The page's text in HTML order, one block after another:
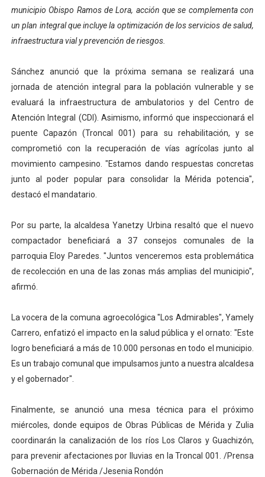
El Lactario del Iahula celebra la Semana Mundial de la
Plan Vacacional "Venezuela Ríe 2026" brinda
Iniciación al yoga reúne a diversos clubes deportivos
Mincomunas impulsa el autogobierno en Mérida con
Expertos inspeccionan espacios del OAN para la
municipio Obispo Ramos de Lora, acción que se complementa con
un plan integral que incluye la optimización de los servicios de salud,
infraestructura vial y prevención de riesgos.
Sánchez anunció que la próxima semana se realizará una
jornada de atención integral para la población vulnerable y se
evaluará la infraestructura de ambulatorios y del Centro de
Atención Integral (CDI). Asimismo, informó que inspeccionará el
puente Capazón (Troncal 001) para su rehabilitación, y se
comprometió con la recuperación de vías agrícolas junto al
movimiento campesino. "Estamos dando respuestas concretas
junto al poder popular para consolidar la Mérida potencia",
destacó el mandatario.
Por su parte, la alcaldesa Yanetzy Urbina resaltó que el nuevo
compactador beneficiará a 37 consejos comunales de la
parroquia Eloy Paredes. "Juntos venceremos esta problemática
de recolección en una de las zonas más amplias del municipio",
afirmó.
La vocera de la comuna agroecológica "Los Admirables", Yamely
Carrero, enfatizó el impacto en la salud pública y el ornato: "Este
logro beneficiará a más de 10.000 personas en todo el municipio.
Es un trabajo comunal que impulsamos junto a nuestra alcaldesa
y el gobernador".
Finalmente, se anunció una mesa técnica para el próximo
miércoles, donde equipos de Obras Públicas de Mérida y Zulia
coordinarán la canalización de los ríos Los Claros y Guachizón,
para prevenir afectaciones por lluvias en la Troncal 001. /Prensa
Gobernación de Mérida /Jesenia Rondón